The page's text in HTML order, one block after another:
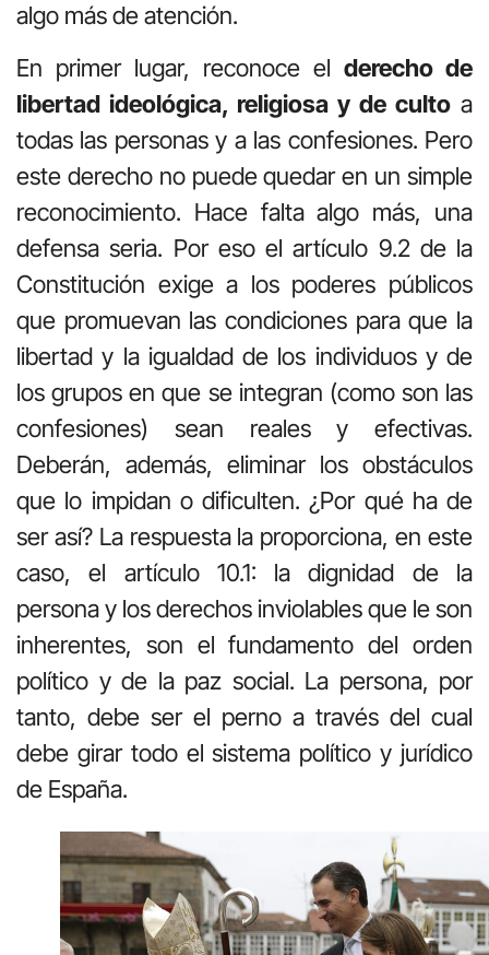
algo más de atención.
En primer lugar, reconoce el derecho de
libertad ideológica, religiosa y de culto a
todas las personas y a las confesiones. Pero
este derecho no puede quedar en un simple
reconocimiento. Hace falta algo más, una
defensa seria. Por eso el artículo 9.2 de la
Constitución exige a los poderes públicos
que promuevan las condiciones para que la
libertad y la igualdad de los individuos y de
los grupos en que se integran (como son las
confesiones) sean reales y efectivas.
Deberán, además, eliminar los obstáculos
que lo impidan o dificulten. ¿Por qué ha de
ser así? La respuesta la proporciona, en este
caso, el artículo 10.1: la dignidad de la
persona y los derechos inviolables que le son
inherentes, son el fundamento del orden
político y de la paz social. La persona, por
tanto, debe ser el perno a través del cual
debe girar todo el sistema político y jurídico
de España.